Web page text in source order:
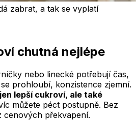
zabrat, a tak se vyplatí
chutná nejlépe
nebo linecké potřebují čas,
prohloubí, konzistence zjemní.
lepší cukroví, ale také
můžete péct postupně. Bez
cenových překvapení.